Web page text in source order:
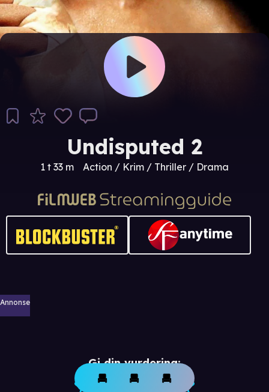
Undisputed 2
1 t 33 m Action / Krim / Thriller / Drama
Annonse
Gi din vurdering: